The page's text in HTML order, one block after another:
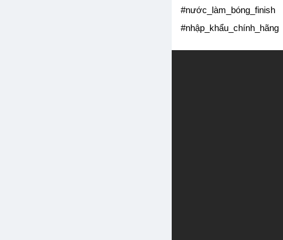
#nước_làm_bóng_finish
#nhập_khẩu_chính_hãng